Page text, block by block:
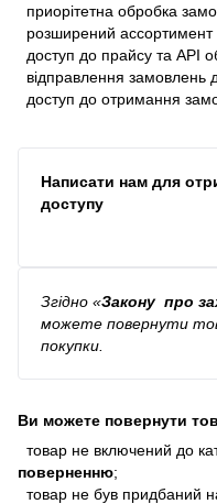
приорітетна обробка
розширений ассортимент
доступ до прайсу та API
відправлення замовлень
доступ до отримання
Написати нам для
доступу
Згідно «Закону про
можете повернути
покупки.
Ви можете повернути
товар не включений до
поверненню;
товар не був придбаний